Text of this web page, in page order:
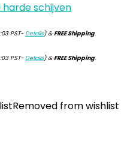
schijven
PST-Details)&FREE Shipping.
PST-Details)&FREE Shipping.
Removed from wishlist